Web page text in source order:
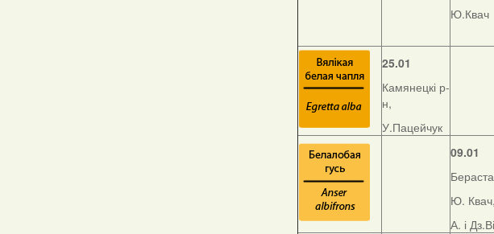
Ю.Квач
25.01
Камянецкі р-
н,
У.Пацейчук
09.01
Ю. Квач,
А. і